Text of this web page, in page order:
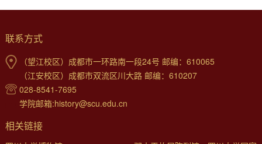
联系方式
（望江校区）成都市一环路南一段24号 邮编：610065
（江安校区）成都市双流区川大路 邮编：610207
028-8541-7695
学院邮箱:history@scu.edu.cn
相关链接